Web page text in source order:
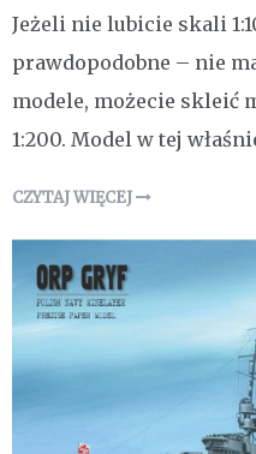
Jeżeli nie lubicie skali
prawdopodobne – nie
modele, możecie skleić
1:200. Model w tej
CZYTAJ WIĘCEJ